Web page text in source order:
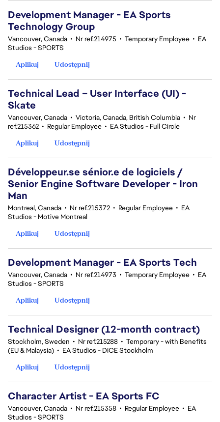
Development Manager - EA Sports
Technology Group
Vancouver, Canada • Nr ref.214975 • Temporary Employee • EA
Studios - SPORTS
Aplikuj
Udostępnij
Technical Lead – User Interface (UI) -
Skate
Vancouver, Canada • Victoria, Canada, British Columbia • Nr
ref.215362 • Regular Employee • EA Studios - Full Circle
Aplikuj
Udostępnij
Développeur.se sénior.e de logiciels /
Senior Engine Software Developer - Iron
Man
Montreal, Canada • Nr ref.215372 • Regular Employee • EA
Studios - Motive Montreal
Aplikuj
Udostępnij
Development Manager - EA Sports Tech
Vancouver, Canada • Nr ref.214973 • Temporary Employee • EA
Studios - SPORTS
Aplikuj
Udostępnij
Technical Designer (12-month contract)
Stockholm, Sweden • Nr ref.215288 • Temporary - with Benefits
(EU & Malaysia) • EA Studios - DICE Stockholm
Aplikuj
Udostępnij
Character Artist - EA Sports FC
Vancouver, Canada • Nr ref.215358 • Regular Employee • EA
Studios - SPORTS